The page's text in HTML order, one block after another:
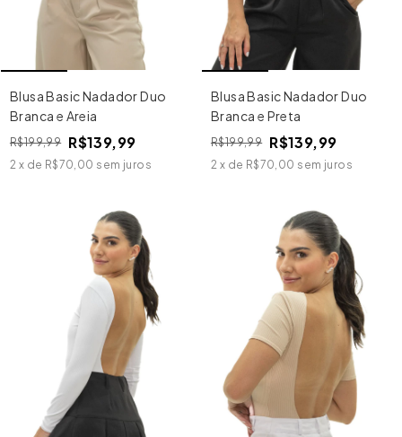
Blusa Basic Nadador Duo
Branca e Areia
R$199,99 R$139,99
2 x de R$70,00 sem juros
Blusa Basic Nadador Duo
Branca e Preta
R$199,99 R$139,99
2 x de R$70,00 sem juros